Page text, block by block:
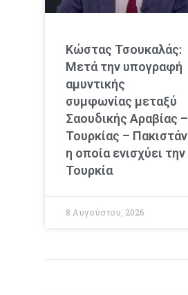
Κώστας Τσουκαλάς:
Μετά την υπογραφή
αμυντικής
συμφωνίας μεταξύ
Σαουδικής Αραβίας –
Τουρκίας – Πακιστάν
η οποία ενισχύει την
Τουρκία
8 Αυγούστου, 2026